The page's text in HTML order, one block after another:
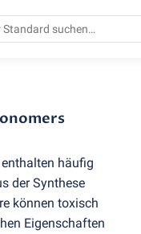
häufig
der Synthese
können toxisch
Eigenschaften